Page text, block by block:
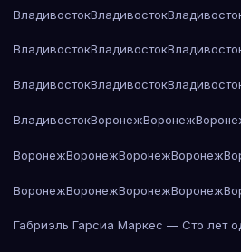
ВладивостокВладивосток
ВладивостокВладивосток
ВладивостокВладивосток
ВладивостокВоронежВоронеж
ВоронежВоронежВоронежВоронеж
ВоронежВоронежВоронежВоронеж
Габриэль Гарсиа Маркес — Сто лет